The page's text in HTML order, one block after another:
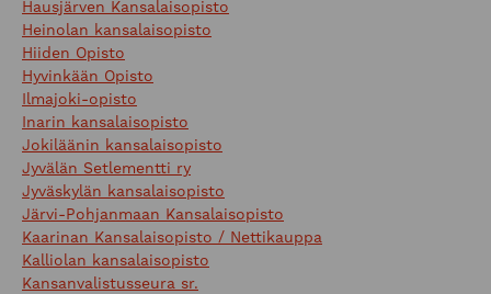
Hausjärven Kansalaisopisto
Heinolan kansalaisopisto
Hiiden Opisto
Hyvinkään Opisto
Ilmajoki-opisto
Inarin kansalaisopisto
Jokiläänin kansalaisopisto
Jyvälän Setlementti ry
Jyväskylän kansalaisopisto
Järvi-Pohjanmaan Kansalaisopisto
Kaarinan Kansalaisopisto / Nettikauppa
Kalliolan kansalaisopisto
Kansanvalistusseura sr.